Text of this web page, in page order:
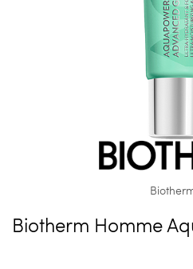
Biotherm Homme